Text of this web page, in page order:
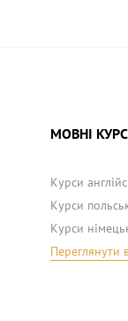
МОВНІ
Курси
Курси
Курси
Переглянути